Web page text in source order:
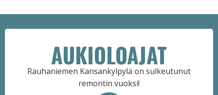
AUKIOLOAJAT
Rauhaniemen Kansankylpylä on sulkeutunut
remontin vuoksi!